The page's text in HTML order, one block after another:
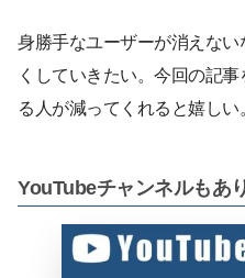
身勝手なユーザーが消えな
くしていきたい。今回の記
る人が減ってくれると嬉しい
YouTubeチャンネルもあ